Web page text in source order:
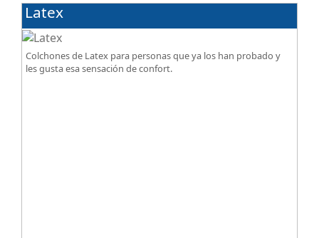
Latex
Colchones de Latex para personas que ya los han probado y
les gusta esa sensación de confort.